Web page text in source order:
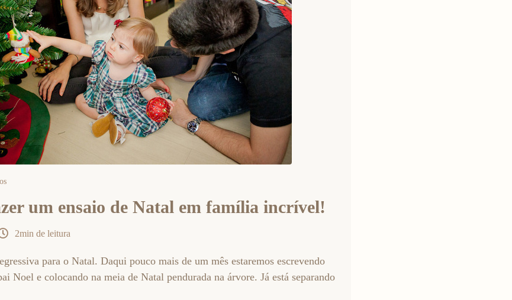
um ensaio de Natal em família incrível!
2min de leitura
para o Natal. Daqui pouco mais de um mês estaremos escrevendo
Noel e colocando na meia de Natal pendurada na árvore. Já está separando